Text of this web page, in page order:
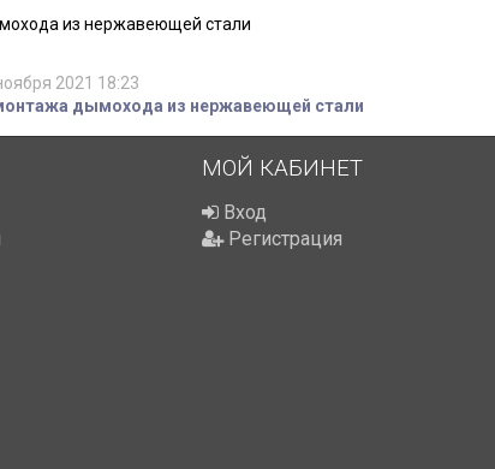
из нержавеющей стали
2021 18:23
дымохода из нержавеющей стали
МОЙ КАБИНЕТ
Вход
Регистрация